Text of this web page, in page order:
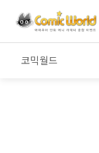
코믹월드